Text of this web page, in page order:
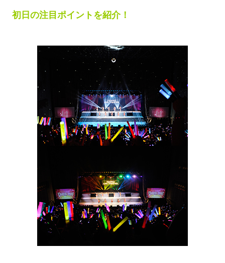
初日の注目ポイントを紹介！